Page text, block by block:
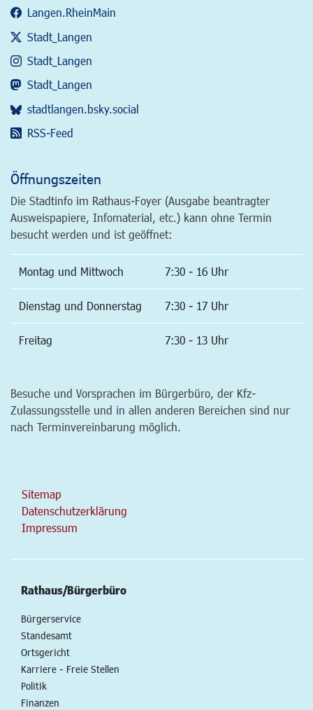
Langen.RheinMain
Stadt_Langen
Stadt_Langen
Stadt_Langen
stadtlangen.bsky.social
RSS-Feed
Öffnungszeiten
Die Stadtinfo im Rathaus-Foyer (Ausgabe beantragter
Ausweispapiere, Infomaterial, etc.) kann ohne Termin
besucht werden und ist geöffnet:
Montag und Mittwoch 7:30 - 16 Uhr
Dienstag und Donnerstag 7:30 - 17 Uhr
Freitag 7:30 - 13 Uhr
Besuche und Vorsprachen im Bürgerbüro, der Kfz-
Zulassungsstelle und in allen anderen Bereichen sind nur
nach Terminvereinbarung möglich.
Sitemap
Datenschutzerklärung
Impressum
Rathaus/Bürgerbüro
Bürgerservice
Standesamt
Ortsgericht
Karriere - Freie Stellen
Politik
Finanzen